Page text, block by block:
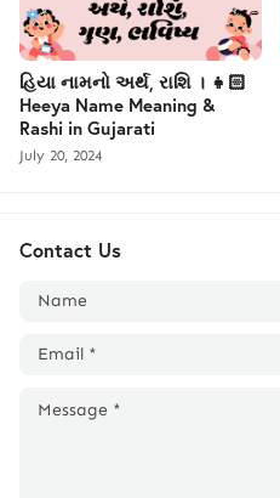
હિયા નામનો અર્થ, રાશિ । 👧🏻
Heeya Name Meaning &
Rashi in Gujarati
July 20, 2024
Contact Us